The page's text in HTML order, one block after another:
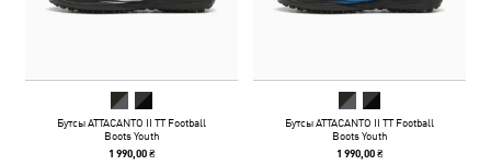
Бутсы ATTACANTO II TT Football
Boots Youth
1 990,00 ₴
Бутсы ATTACANTO II TT Football
Boots Youth
1 990,00 ₴